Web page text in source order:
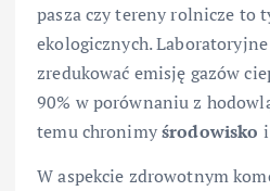
pasza czy tereny rolnicze to
ekologicznych.
zredukować emisję gazów
90% w porównaniu z
temu chronimyśrodowisko
W aspekcie zdrowotnym